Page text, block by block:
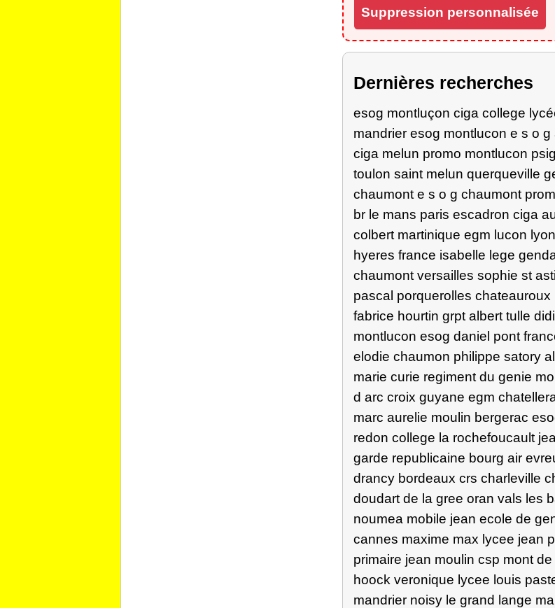
Suppression personnalisée
Dernières recherches
esog montluçon ciga college
mandrier esog montlucon e s o
ciga melun promo montlucon
toulon saint melun querqueville
chaumont e s o g chaumont
br le mans paris escadron ciga
colbert martinique egm lucon
hyeres france isabelle lege
chaumont versailles sophie st
pascal porquerolles
fabrice hourtin grpt albert tulle
montlucon esog daniel pont
elodie chaumon philippe satory
marie curie regiment du genie
d arc croix guyane egm
marc aurelie moulin bergerac
redon college la rochefoucault
garde republicaine bourg air
drancy bordeaux crs charleville
doudart de la gree oran vals les
noumea mobile jean ecole de
cannes maxime max lycee jean
primaire jean moulin csp mont
hoock veronique lycee louis
mandrier noisy le grand lange